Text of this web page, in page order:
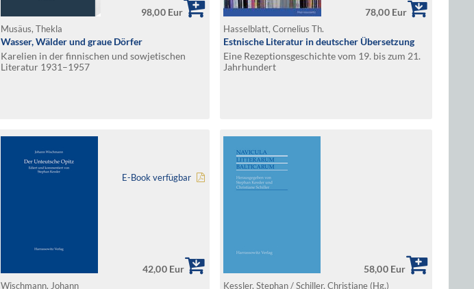
98,00 Eur
Musäus, Thekla
Wasser, Wälder und graue Dörfer
Karelien in der finnischen und sowjetischen
Literatur 1931–1957
78,00 Eur
Hasselblatt, Cornelius Th.
Estnische Literatur in deutscher Übersetzung
Eine Rezeptionsgeschichte vom 19. bis zum 21.
Jahrhundert
E-Book verfügbar
42,00 Eur
Wischmann, Johann
58,00 Eur
Kessler, Stephan / Schiller, Christiane (Hg.)